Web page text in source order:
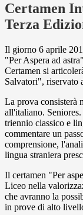
Certamen
Terza
Il giorno 6 aprile
"Per Aspera ad
Certamen si
Salvatori", riservato
La prova consisterà
all'italiano.
triennio classico e
commentare un
comprensione,
lingua straniera
Il certamen "Per
Liceo nella
che avranno la
in prove di alto